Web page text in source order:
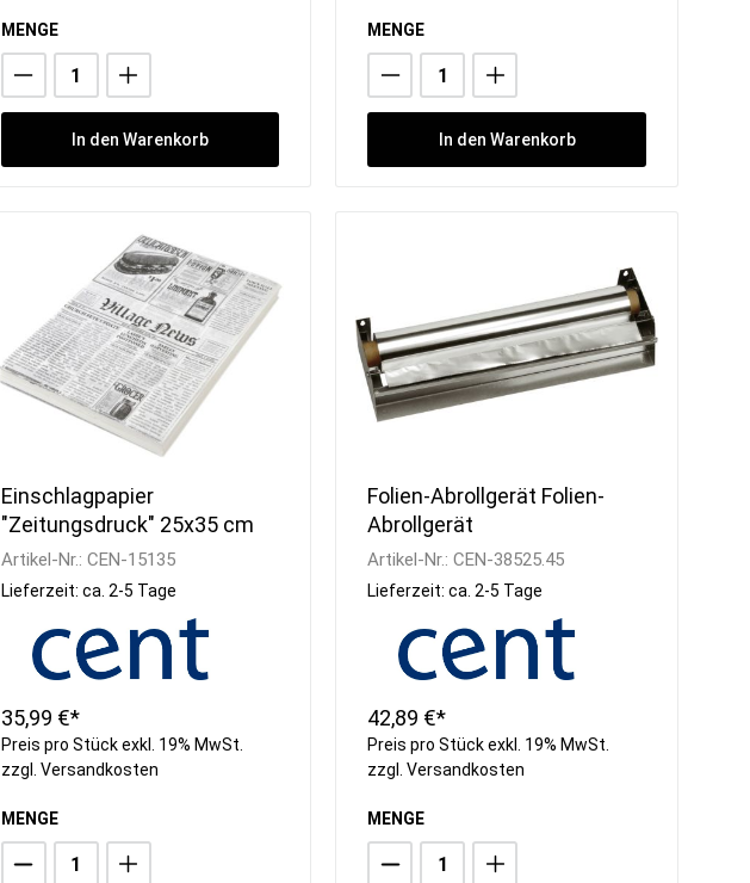
FRXSH Mousse Chef
MENGE
In den Warenkorb
MENGE
In den Warenkorb
Einschlagpapier
"Zeitungsdruck" 25x35 cm
Artikel-Nr.: CEN-15135
Lieferzeit: ca. 2-5 Tage
35,99 €*
Preis pro Stück exkl. 19% MwSt.
zzgl. Versandkosten
MENGE
Folien-Abrollgerät Folien-
Abrollgerät
Artikel-Nr.:CEN-38525.45
Lieferzeit: ca. 2-5 Tage
42,89 €*
Preis pro Stück exkl. 19% MwSt.
zzgl.Versandkosten
MENGE